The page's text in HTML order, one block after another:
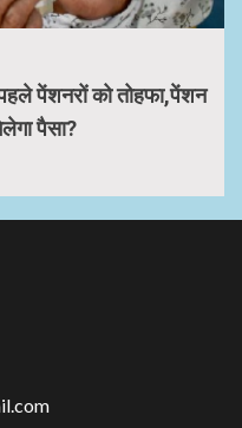
पेंशनरों को तोहफा,पेंशन
पैसा?